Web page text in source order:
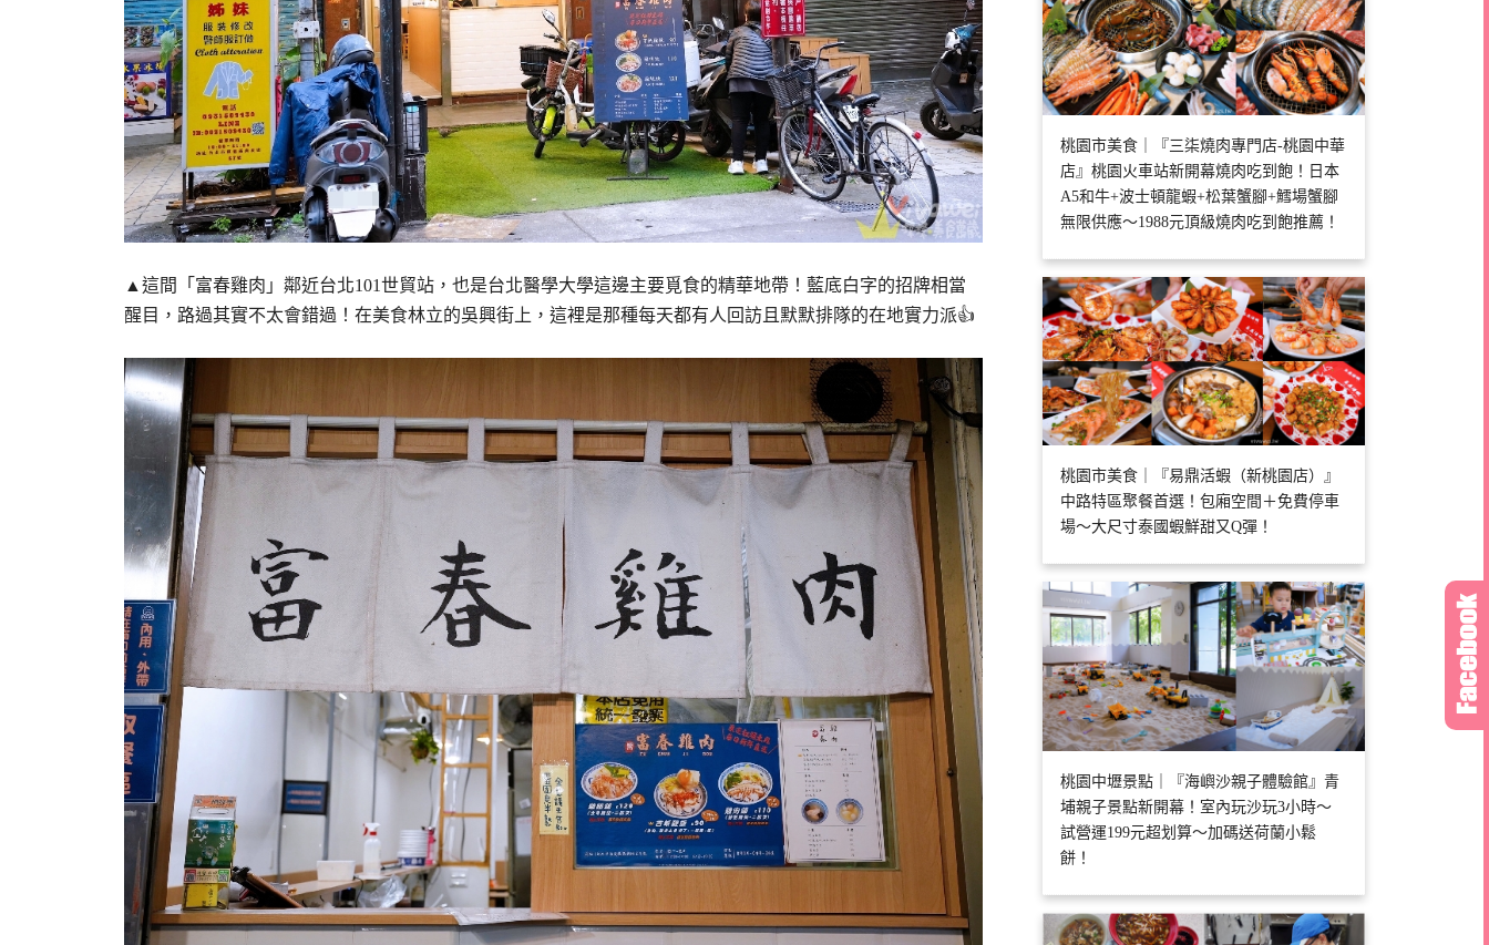
▲這間「富春雞肉」鄰近台北101世貿站，也是台北醫學大學這邊主要覓食的精華地帶！藍底白字的招牌相當
醒目，路過其實不太會錯過！在美食林立的吳興街上，這裡是那種每天都有人回訪且默默排隊的在地實力派👍
桃園市美食｜『三柒燒肉專門店-桃園中華
店』桃園火車站新開幕燒肉吃到飽！日本
A5和牛+波士頓龍蝦+松葉蟹腳+鱈場蟹腳
無限供應～1988元頂級燒肉吃到飽推薦！
桃園市美食｜『易鼎活蝦（新桃園店）』
中路特區聚餐首選！包廂空間＋免費停車
場～大尺寸泰國蝦鮮甜又Q彈！
桃園中壢景點｜『海嶼沙親子體驗館』青
埔親子景點新開幕！室內玩沙玩3小時～
試營運199元超划算～加碼送荷蘭小鬆
餅！